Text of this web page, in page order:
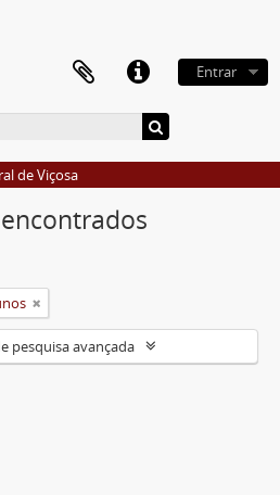
Entrar
de Viçosa
pesquisa avançada